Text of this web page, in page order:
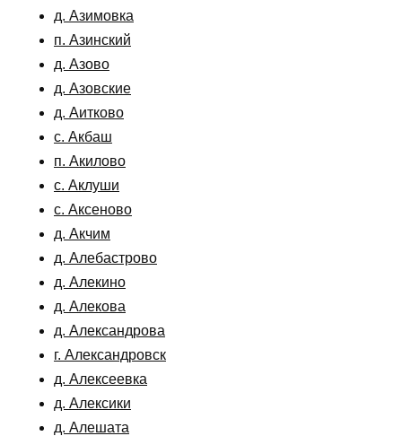
д. Азимовка
п. Азинский
д. Азово
д. Азовские
д. Аитково
с. Акбаш
п. Акилово
с. Аклуши
с. Аксеново
д. Акчим
д. Алебастрово
д. Алекино
д. Алекова
д. Александрова
г. Александровск
д. Алексеевка
д. Алексики
д. Алешата